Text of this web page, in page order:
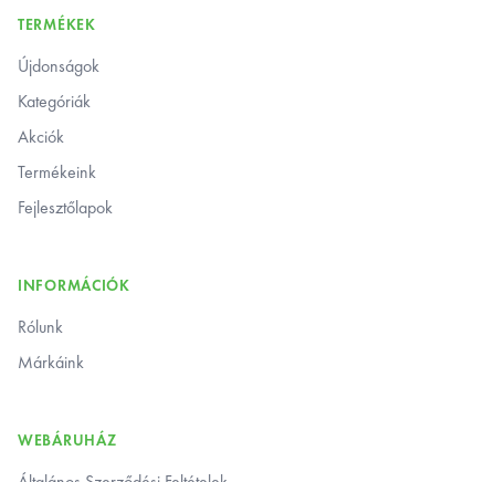
TERMÉKEK
Újdonságok
Kategóriák
Akciók
Termékeink
Fejlesztőlapok
INFORMÁCIÓK
Rólunk
Márkáink
WEBÁRUHÁZ